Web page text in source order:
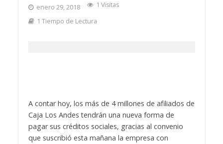
enero 29, 2018
1 Visitas
1 Tiempo de Lectura
A contar hoy, los más de 4 millones de afiliados de
Caja Los Andes tendrán una nueva forma de
pagar sus créditos sociales, gracias al convenio
que suscribió esta mañana la empresa con